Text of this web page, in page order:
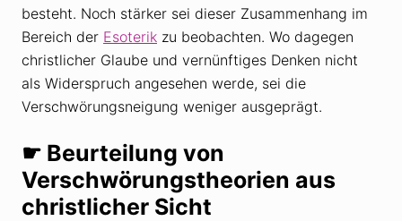
besteht. Noch stärker sei dieser Zusammenhang im
Bereich der Esoterik zu beobachten. Wo dagegen
christlicher Glaube und vernünftiges Denken nicht
als Widerspruch angesehen werde, sei die
Verschwörungsneigung weniger ausgeprägt.
☛ Beurteilung von
Verschwörungstheorien aus
christlicher Sicht